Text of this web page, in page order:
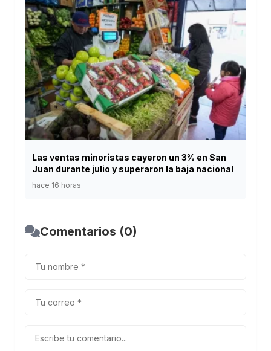
Las ventas minoristas cayeron un 3% en San
Juan durante julio y superaron la baja nacional
hace 16 horas
Comentarios (0)